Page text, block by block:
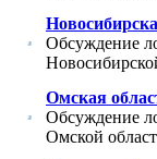
Обсуждение
Омская
Обсуждение
Омской